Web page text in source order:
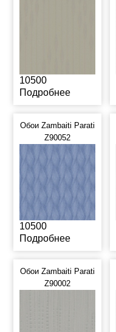
10500
Подробнее
Обои Zambaiti Parati
Z90052
10500
Подробнее
Обои Zambaiti Parati
Z90002